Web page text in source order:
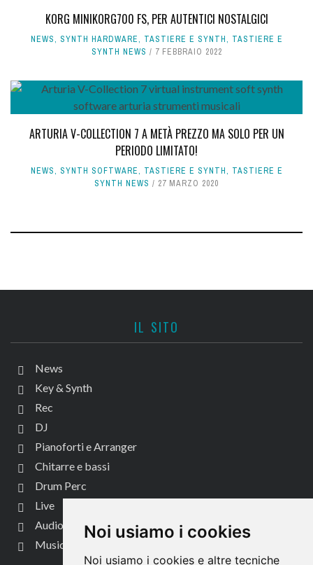
Noi usiamo i cookies
Noi usiamo i cookies e altre tecniche
KORG MINIKORG700 FS, PER AUTENTICI NOSTALGICI
NEWS, SYNTH HARDWARE, TASTIERE E SYNTH, TASTIERE E
SYNTH NEWS
7 FEBBRAIO 2022
ARTURIA V-COLLECTION 7 A METÀ PREZZO MA SOLO PER UN
PERIODO LIMITATO!
NEWS, SYNTH SOFTWARE, TASTIERE E SYNTH, TASTIERE E
SYNTH NEWS
27 MARZO 2020
IL SITO
News
Key & Synth
Rec
DJ
Pianoforti e Arranger
Chitarre e bassi
Drum Perc
Live
Audio per video
Music Life